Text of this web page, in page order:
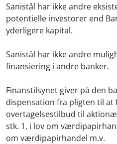
Sanistål har ikke andre
potentielle investorer end
yderligere kapital.
Sanistål har ikke andre
finansiering i andre banker.
Finanstilsynet giver på den
dispensation fra pligten til
overtagelsestilbud til
stk. 1, i lov om
om værdipapirhandel m.v.